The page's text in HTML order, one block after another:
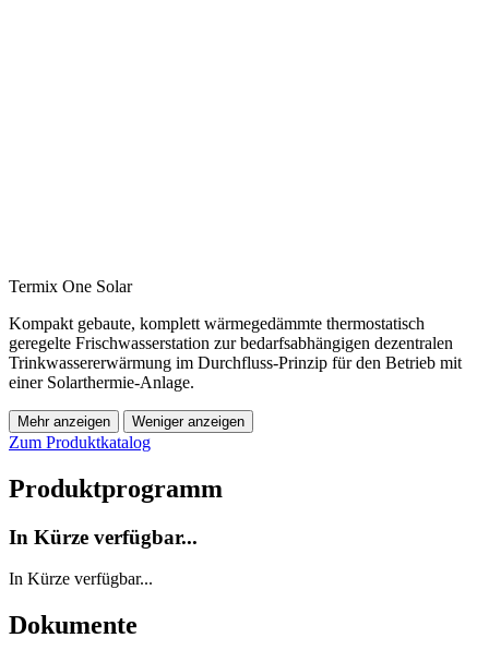
Termix One Solar
Kompakt gebaute, komplett wärmegedämmte thermostatisch
geregelte Frischwasserstation zur bedarfsabhängigen dezentralen
Trinkwassererwärmung im Durchfluss-Prinzip für den Betrieb mit
einer Solarthermie-Anlage.
Mehr anzeigen Weniger anzeigen
Zum Produktkatalog
Produktprogramm
In Kürze verfügbar...
In Kürze verfügbar...
Dokumente